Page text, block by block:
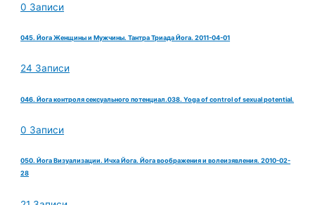
0 Записи
045. Йога Женщины и Мужчины. Тантра Триада Йога. 2011-04-01
24 Записи
046. Йога контроля сексуального потенциал.038. Yoga of control of sexual potential.
0 Записи
050. Йога Визуализации. Ичха Йога. Йога воображения и волеизявления. 2010-02-
28